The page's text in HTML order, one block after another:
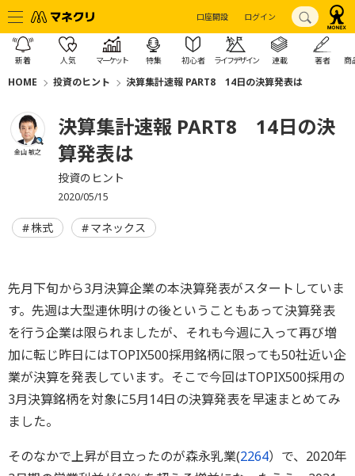
口座開設 ログイン
新着 人気 マーケット 特集 初心者 ライフデザイン 連載 著者 商
HOME 投資のヒント 決算集計速報 PART8 14日の決算発表は
金山 敏之
決算集計速報 PART8 14日の決
算発表は
投資のヒント
2020/05/15
株式 マネックス
先月下旬から3月決算企業の本決算発表がスタートしていま
す。先週は大型連休明けの後ということもあって決算発表
を行う企業は限られましたが、それも今週に入って再び増
加に転じ昨日にはTOPIX500採用銘柄に限っても50社近い企
業が決算を発表しています。そこで今回はTOPIX500採用の
3月決算銘柄を対象に5月14日の決算発表を早速まとめてみ
ました。
そのなかで上昇が目立ったのが森永乳業(2264）で、2020年